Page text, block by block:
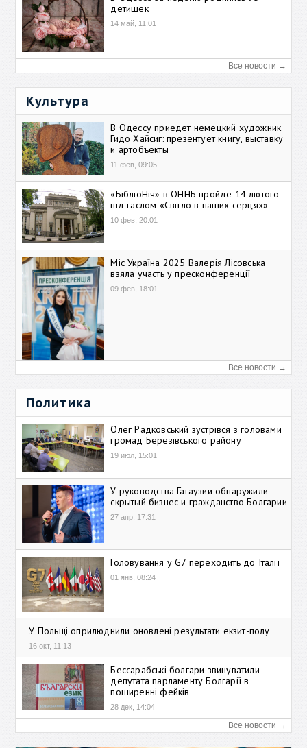
детишек
14 май, 11:01
Все новости →
Культура
В Одессу приедет немецкий художник
Гидо Хайсиг: презентует книгу, выставку
и артобъекты
11 фев, 09:05
«БібліоНіч» в ОННБ пройде 14 лютого
під гаслом «Світло в наших серцях»
10 фев, 20:01
Міс Україна 2025 Валерія Лісовська
взяла участь у пресконференції
09 фев, 18:01
Все новости →
Политика
Олег Радковський зустрівся з головами
громад Березівського району
19 июл, 15:01
У руководства Гагаузии обнаружили
скрытый бизнес и гражданство Болгарии
27 апр, 17:31
Головування у G7 переходить до Італії
01 янв, 08:24
У Польщі оприлюднили оновлені результати екзит-полу
16 окт, 11:13
Бессарабські болгари звинуватили
депутата парламенту Болгарії в
поширенні фейків
28 дек, 14:04
Все новости →